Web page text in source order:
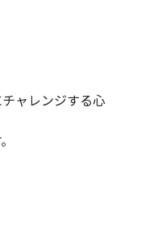
ャレンジする心